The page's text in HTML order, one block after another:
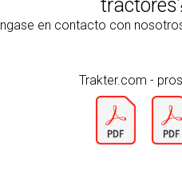
en contacto con
Trakter.com -